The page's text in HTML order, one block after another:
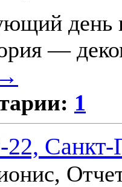
день
—
1
Санкт-